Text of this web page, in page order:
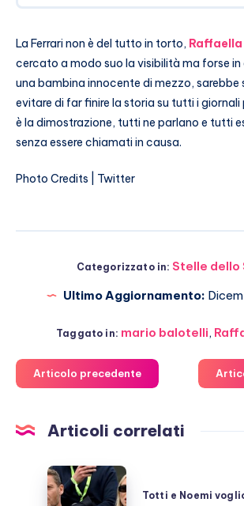
La Ferrari non è del tutto in torto, Raffaella
cercato a modo suo la visibilità ma forse
una bambina innocente di mezzo,
evitare di far finire la storia su tutti i giornali
è la dimostrazione, tutti ne parlano e tutti
senza essere chiamati in causa.
Photo Credits | Twitter
Categorizzato in: Stelle dello
Ultimo Aggiornamento:
Taggato in: mario balotelli,
Articolo precedente
Articoli correlati
Totti
e
Totti e Noemi